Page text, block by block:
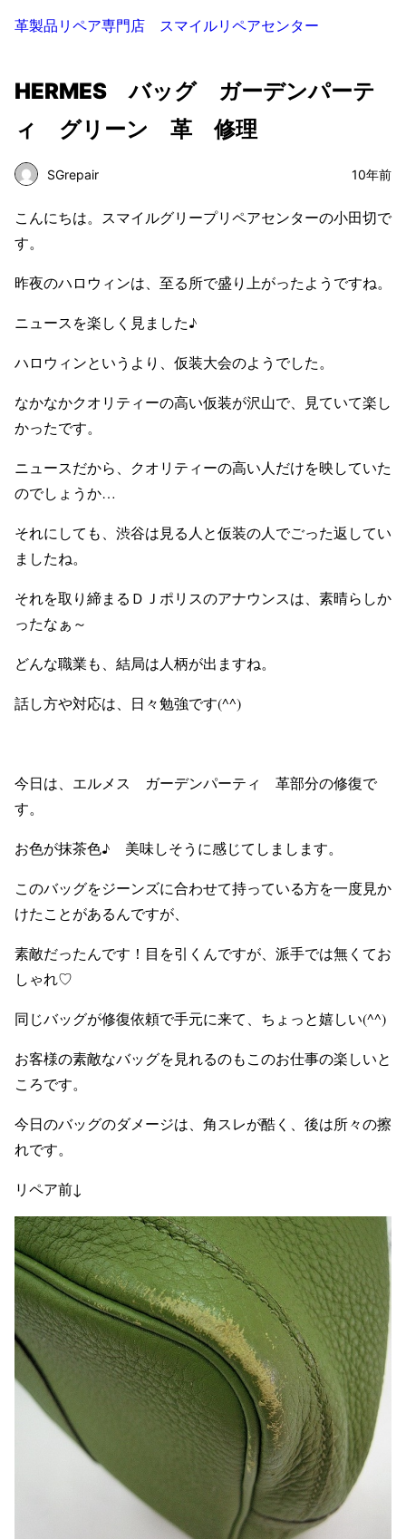
革製品リペア専門店 スマイルリペアセンター
HERMES バッグ ガーデンパーテ
ィ グリーン 革 修理
SGrepair 10年前
こんにちは。スマイルグリープリペアセンターの小田切で
す。
昨夜のハロウィンは、至る所で盛り上がったようですね。
ニュースを楽しく見ました♪
ハロウィンというより、仮装大会のようでした。
なかなかクオリティーの高い仮装が沢山で、見ていて楽し
かったです。
ニュースだから、クオリティーの高い人だけを映していた
のでしょうか…
それにしても、渋谷は見る人と仮装の人でごった返してい
ましたね。
それを取り締まるＤＪポリスのアナウンスは、素晴らしか
ったなぁ～
どんな職業も、結局は人柄が出ますね。
話し方や対応は、日々勉強です(^^)
今日は、エルメス ガーデンパーティ 革部分の修復で
す。
お色が抹茶色♪ 美味しそうに感じてしまします。
このバッグをジーンズに合わせて持っている方を一度見か
けたことがあるんですが、
素敵だったんです！目を引くんですが、派手では無くてお
しゃれ♡
同じバッグが修復依頼で手元に来て、ちょっと嬉しい(^^)
お客様の素敵なバッグを見れるのもこのお仕事の楽しいと
ころです。
今日のバッグのダメージは、角スレが酷く、後は所々の擦
れです。
リペア前↓